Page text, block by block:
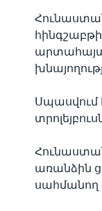
հինգշաբթի
Սպասվում
առանձին
սահմանող